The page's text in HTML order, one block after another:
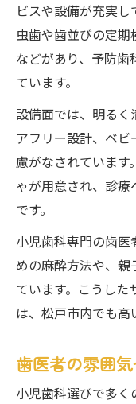
ビスや設備が充実し
虫歯や歯並びの定
などがあり、予防
ています。
設備面では、明るく
アフリー設計、ベ
慮がなされています
ゃが用意され、診
です。
小児歯科専門の歯
めの麻酔方法や、
ています。こうし
は、松戸市内でも高
歯医者の雰囲
小児歯科選びで多